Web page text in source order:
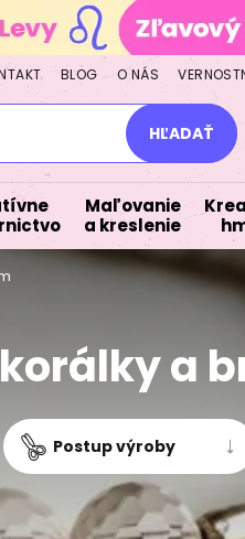
BLOG O NÁS
HĽADAŤ
Maľovanie
a kreslenie
a
Postup výroby